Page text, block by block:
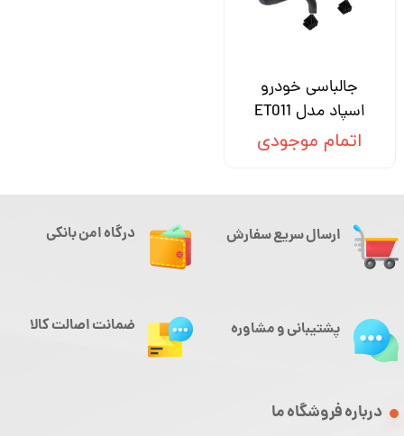
جالباسی خودرو
اسپاد مدل ET011
اتمام موجودی
ارسال سریع سفارش
درباره فروشگاه ما
درگاه امن بانکی
پشتیبانی و مشاوره ضمانت اصالت کالا